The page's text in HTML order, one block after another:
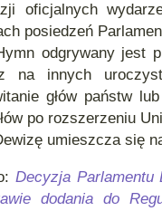
oficjalnych
posiedzeń
odgrywany jest
na innych
głów państw
po rozszerzeniu
umieszcza się
Decyzja Parlamentu
dodania do